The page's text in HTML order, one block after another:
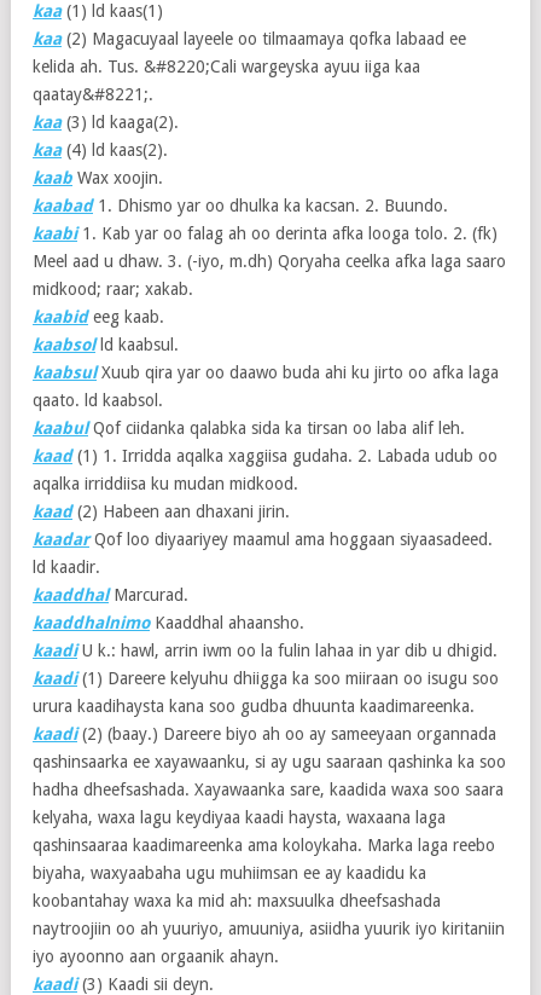
kaa(1) ld kaas(1)
kaa(2) Magacuyaal layeele oo tilmaamaya qofka labaad ee
kelida ah. Tus. &#8220;Cali wargeyska ayuu iiga kaa
qaatay&#8221;.
kaa(3) ld kaaga(2).
kaa(4) ld kaas(2).
kaab Wax xoojin.
kaabad1. Dhismo yar oo dhulka ka kacsan. 2. Buundo.
kaabi1. Kab yar oo falag ah oo derinta afka looga tolo. 2. (fk)
Meel aad u dhaw. 3. (-iyo, m.dh) Qoryaha ceelka afka laga saaro
midkood; raar; xakab.
kaabideeg kaab.
kaabsolld kaabsul.
kaabsulXuub qira yar oo daawo buda ahi ku jirto oo afka laga
qaato. ld kaabsol.
kaabulQof ciidanka qalabka sida ka tirsan oo laba alif leh.
kaad(1) 1. Irridda aqalka xaggiisa gudaha. 2. Labada udub oo
aqalka irriddiisa ku mudan midkood.
kaad(2) Habeen aan dhaxani jirin.
kaadarQof loo diyaariyey maamul ama hoggaan siyaasadeed.
ld kaadir.
kaaddhalMarcurad.
kaaddhalnimoKaaddhal ahaansho.
kaadiU k.: hawl, arrin iwm oo la fulin lahaa in yar dib u dhigid.
kaadi(1) Dareere kelyuhu dhiigga ka soo miiraan oo isugu soo
urura kaadihaysta kana soo gudba dhuunta kaadimareenka.
kaadi(2) (baay.) Dareere biyo ah oo ay sameeyaan organnada
qashinsaarka ee xayawaanku, si ay ugu saaraan qashinka ka soo
hadha dheefsashada. Xayawaanka sare, kaadida waxa soo saara
kelyaha, waxa lagu keydiyaa kaadi haysta, waxaana laga
qashinsaaraa kaadimareenka ama koloykaha. Marka laga reebo
biyaha, waxyaabaha ugu muhiimsan ee ay kaadidu ka
koobantahay waxa ka mid ah: maxsuulka dheefsashada
naytroojiin oo ah yuuriyo, amuuniya, asiidha yuurik iyo kiritaniin
iyo ayoonno aan orgaanik ahayn.
kaadi(3) Kaadi sii deyn.